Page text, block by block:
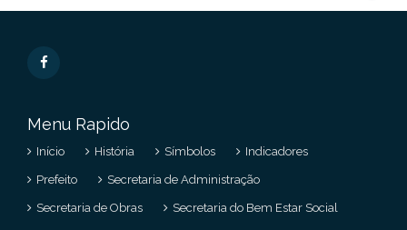
Menu Rapido
Início História Símbolos Indicadores
Prefeito Secretaria de Administração
Secretaria de Obras Secretaria do Bem Estar Social